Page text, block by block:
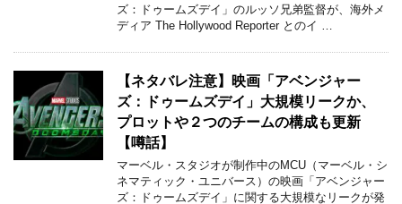
ズ：ドゥームズデイ」のルッソ兄弟監督が、海外メ
ディア The Hollywood Reporter とのイ …
【ネタバレ注意】映画「アベンジャー
ズ：ドゥームズデイ」大規模リークか、
プロットや２つのチームの構成も更新
【噂話】
マーベル・スタジオが制作中のMCU（マーベル・シ
ネマティック・ユニバース）の映画「アベンジャー
ズ：ドゥームズデイ」に関する大規模なリークが発